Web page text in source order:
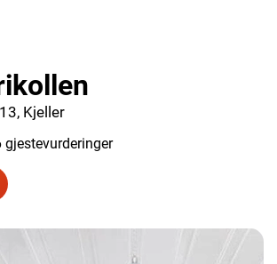
Kjeller
gjestevurderinger